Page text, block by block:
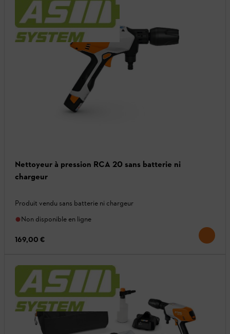
Nettoyeur à pression RCA 20 sans batterie ni
chargeur
Produit vendu sans batterie ni chargeur
Non disponible en ligne
169,00 €